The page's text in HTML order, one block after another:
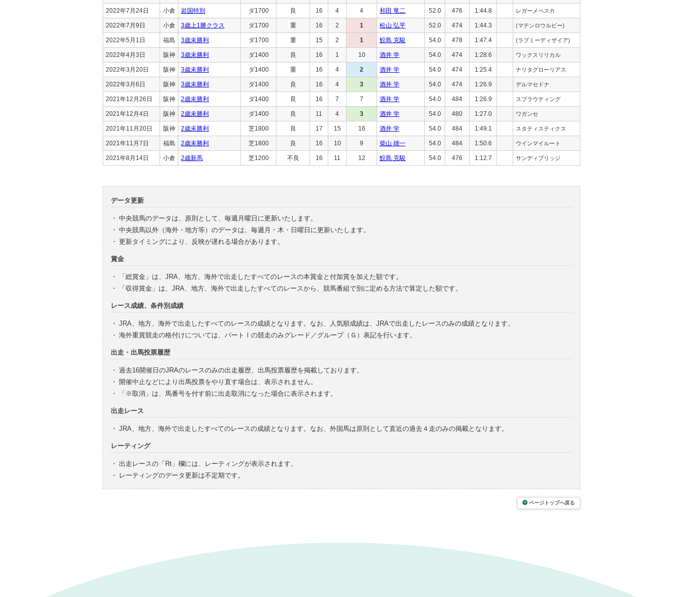
2022年7月24日 小倉 岩国特別 ダ1700 良 16 4 4 和田 竜二 52.0 476 1:44.8 レガーメペスカ
2022年7月9日 小倉 3歳上1勝クラス ダ1700 重 16 2 1 松山 弘平 52.0 474 1:44.3 (マテンロウルビー)
2022年5月1日 福島 3歳未勝利 ダ1700 重 15 2 1 鮫島 克駿 54.0 478 1:47.4 (ラブミーディザイア)
2022年4月3日 阪神 3歳未勝利 ダ1400 良 16 1 10 酒井 学 54.0 474 1:28.6 ワックスリリカル
2022年3月20日 阪神 3歳未勝利 ダ1400 重 16 4 2 酒井 学 54.0 474 1:25.4 ナリタグローリアス
2022年3月6日 阪神 3歳未勝利 ダ1400 良 16 4 3 酒井 学 54.0 474 1:26.9 デルマセドナ
2021年12月26日 阪神 2歳未勝利 ダ1400 良 16 7 7 酒井 学 54.0 484 1:26.9 スプラウティング
2021年12月4日 阪神 2歳未勝利 ダ1400 良 11 4 3 酒井 学 54.0 480 1:27.0 ワガンセ
2021年11月20日 阪神 2歳未勝利 芝1800 良 17 15 16 酒井 学 54.0 484 1:49.1 スタティスティクス
2021年11月7日 福島 2歳未勝利 芝1800 良 16 10 9 柴山 雄一 54.0 484 1:50.6 ウインマイルート
2021年8月14日 小倉 2歳新馬 芝1200 不良 16 11 12 鮫島 克駿 54.0 476 1:12.7 サンディブリッジ
データ更新
・ 中央競馬のデータは、原則として、毎週月曜日に更新いたします。
・ 中央競馬以外（海外・地方等）のデータは、毎週月・木・日曜日に更新いたします。
・ 更新タイミングにより、反映が遅れる場合があります。
賞金
・
「総賞金」は、JRA、地方、海外で出走したすべてのレースの本賞金と付加賞を加えた額です。
・
「収得賞金」は、JRA、地方、海外で出走したすべてのレースから、競馬番組で別に定める方法で算定した額です。
レース成績、条件別成績
・ JRA、地方、海外で出走したすべてのレースの成績となります。なお、人気順成績は、JRAで出走したレースのみの成績となります。
・ 海外重賞競走の格付けについては、パートⅠの競走のみグレード／グループ（Ｇ）表記を行います。
出走・出馬投票履歴
・ 過去16開催日のJRAのレースのみの出走履歴、出馬投票履歴を掲載しております。
・ 開催中止などにより出馬投票をやり直す場合は、表示されません。
・
「※取消」は、馬番号を付す前に出走取消になった場合に表示されます。
出走レース
・ JRA、地方、海外で出走したすべてのレースの成績となります。なお、外国馬は原則として直近の過去４走のみの掲載となります。
レーティング
・ 出走レースの「Rt」欄には、レーティングが表示されます。
・
レーティングのデータ更新は不定期です。
ページトップへ戻る